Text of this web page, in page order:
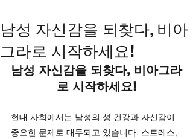
남성 자신감을 되찾다, 비아
그라로 시작하세요!
남성 자신감을 되찾다, 비아그라
로 시작하세요!
현대 사회에서는 남성의 성 건강과 자신감이
중요한 문제로 대두되고 있습니다. 스트레스,